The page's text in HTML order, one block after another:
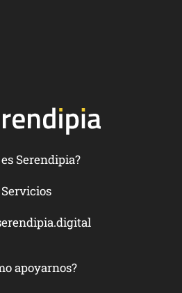
es Serendipia?
Servicios
apoyarnos?